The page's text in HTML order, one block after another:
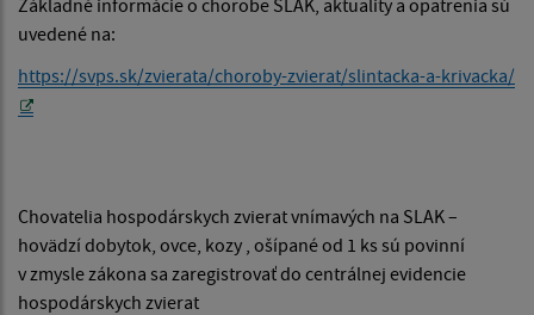
uvedené na:
https://svps.sk/zvierata/choroby-zvierat/slintacka-a-krivacka/
Chovatelia hospodárskych zvierat vnímavých na SLAK –
hovädzí dobytok, ovce, kozy , ošípané od 1 ks sú povinní
v zmysle zákona sa zaregistrovať do centrálnej evidencie
hospodárskych zvierat